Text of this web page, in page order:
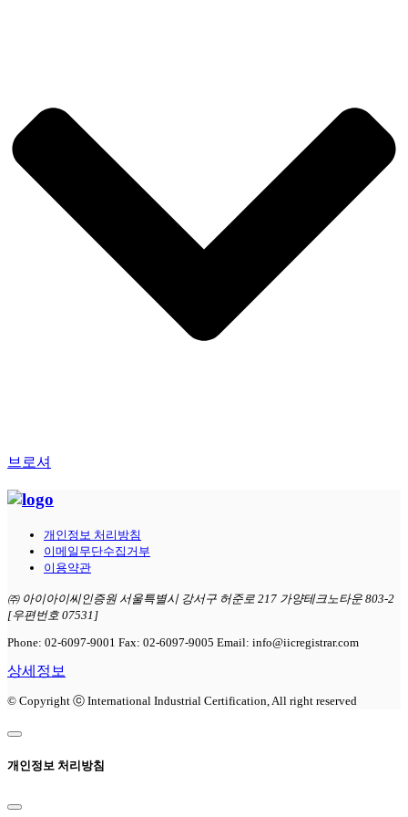
브로셔
개인정보 처리방침
이메일무단수집거부
이용약관
㈜ 아이아이씨인증원 서울특별시 강서구 허준로 217 가양테크노타운 803-2
[우편번호 07531]
Phone: 02-6097-9001 Fax: 02-6097-9005 Email: info@iicregistrar.com
상세정보
© Copyright ⓒ International Industrial Certification, All right reserved
개인정보 처리방침